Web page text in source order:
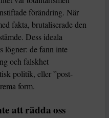
förändring. När
fakta, brutaliserade den
Dess ideala
lögner: de fann inte
och falskhet
politik, eller ”post-
form.
att rädda oss